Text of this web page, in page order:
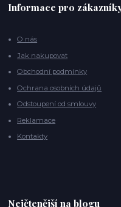
Informace pro
O nás
Jak nakupovat
Obchodní podmínky
Ochrana osobních údajů
Odstoupení od smlouvy
Reklamace
Kontakty
Nejčtenější na blogu